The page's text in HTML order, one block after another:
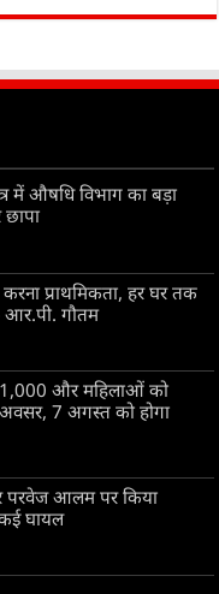
में औषधि विभाग का बड़ा
प्राथमिकता, हर घर तक
आर.पी. गौतम
और महिलाओं को
7 अगस्त को होगा
परवेज आलम पर किया
घायल